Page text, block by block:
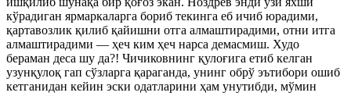
кўрадиган ярмаркаларга бориб текинга еб ичиб юрадими,
қартавозлик қилиб қайишни отга алмаштирадими, отни итга
алмаштирадими — ҳеч ким ҳеч нарса демасмиш. Худо
бераман деса шу да?! Чичиковнинг қулоғига етиб келган
узунқулоқ гап сўзларга қараганда, унинг обрў эътибори ошиб
кетганидан кейин эски одатларини ҳам унутибди, мўмин